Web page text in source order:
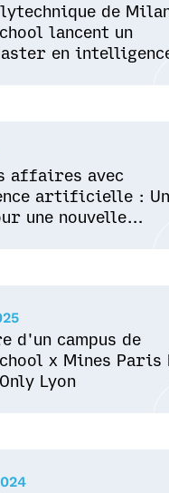
de
lancent un
en
affaires avec
artificielle : Un
une nouvelle
d'un campus de
x Mines Paris
Lyon